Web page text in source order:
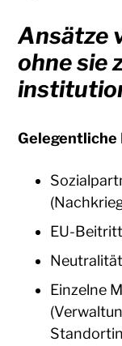
Ansätze
ohne sie
Gelegentliche
EU-
Einzelne